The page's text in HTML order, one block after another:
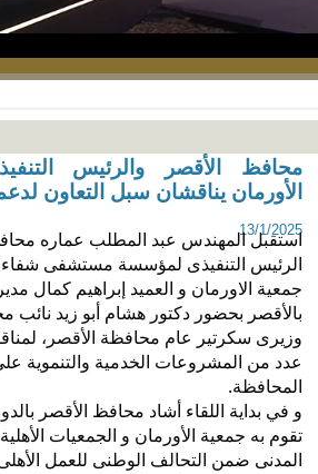
الأقصر والرئيس
يناقشان سبل التعاون لدعم
13/1/
في بداية اللقاء أشاد محافظ الأقصر